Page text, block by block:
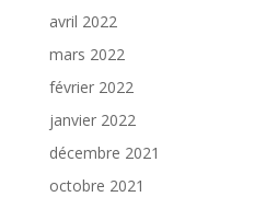
avril 2022
mars 2022
février 2022
janvier 2022
décembre 2021
octobre 2021